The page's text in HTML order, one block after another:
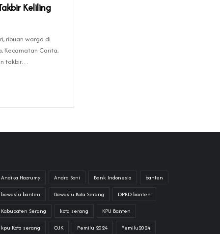
Keliling
ribuan warga di
Kecamatan Carita,
takbir…
Andika Hazrumy Andra Soni Bank Indonesia banten
bawaslu banten Bawaslu Kota Serang DPRD banten
Kabupaten Serang kota serang KPU Banten
kpu Kota serang OJK Pemilu 2024 Pemilu2024